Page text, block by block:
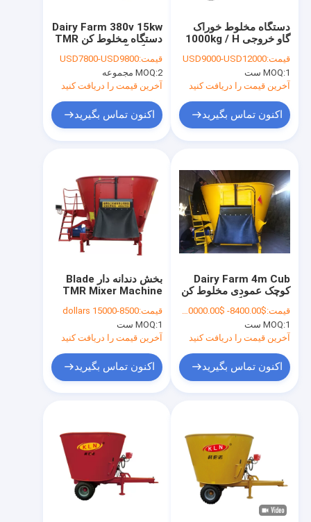
محصولات
درباره ما
تور کارخانه
با ما تماس بگیرید
اخبار
دستگاه شیردوشی قابل حمل
دستگاه پاستوریزه شیر
قوطی شیر استیل
Dairy Farm 380v 15kw
دستگاه مخلوط کن TMR
طیور
قیمت:USD7800-USD9800
MOQ:2 مجموعه
آخرین قیمت را دریافت کنید
اکنون تماس بگیرید
دستگاه مخلوط خوراک
گاو خروجی 1000kg / H
TMR
قیمت:USD9000-USD12000
MOQ:1 ست
آخرین قیمت را دریافت کنید
اکنون تماس بگیرید
بخش دندانه دار Blade
TMR Mixer Machine
Mixer
قیمت:8500-15000 dollars
MOQ:1 ست
آخرین قیمت را دریافت کنید
اکنون تماس بگیرید
Dairy Farm 4m Cub
کوچک عمودی مخلوط کن
قیمت:$8400.00- $610000.00 piece
MOQ:1 ست
آخرین قیمت را دریافت کنید
اکنون تماس بگیرید